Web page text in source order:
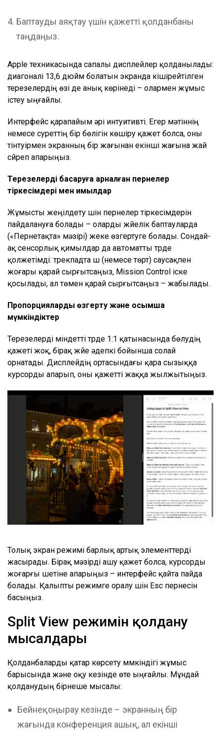
Баптауды аяқтау үшін қажетті қолданбаны
таңдаңыз.
Apple техникасында сапалы дисплейлер қолданылады:
диагоналі 13,6 дюйм болатын экранда кішірейтілген
терезелердің өзі де анық көрінеді – олармен жұмыс
істеу ыңғайлы.
Интерфейс қарапайым әрі интуитивті. Егер мәтіннің
немесе суреттің бір бөлігін көшіру қажет болса, оны
тінтуірмен экранның бір жағынан екінші жағына жай
сүйреп апарыңыз.
Терезелерді басқаруға арналған пернелер
тіркесімдері мен қимылдар
Жұмысты жеңілдету үшін пернелер тіркесімдерін
пайдалануға болады – оларды жүйелік баптауларда
(«Пернетақта» мәзірі) жеке өзгертуге болады. Сондай-
ақ сенсорлық қимылдар да автоматты түрде
қолжетімді: трекпадта үш (немесе төрт) саусақпен
жоғары қарай сырғытсаңыз, Mission Control іске
қосылады, ал төмен қарай сырғытсаңыз – жабылады.
Пропорцияларды өзгерту және қосымша
мүмкіндіктер
Терезелерді міндетті түрде 1:1 қатынасында бөлудің
қажеті жоқ, бірақ жүйе әдепкі бойынша солай
орнатады. Дисплейдің ортасындағы қара сызыққа
курсорды апарып, оны қажетті жаққа жылжытыңыз.
Толық экран режимі барлық артық элементтерді
жасырады. Бірақ мәзірді ашу қажет болса, курсорды
жоғарғы шетіне апарыңыз – интерфейс қайта пайда
болады. Қалыпты режимге оралу үшін Esc пернесін
басыңыз.
Split View режимін қолдану
мысалдары
Қолданбаларды қатар көрсету мүмкіндігі жұмыс
барысында және оқу кезінде өте ыңғайлы. Мұндай
қолданудың бірнеше мысалы:
Бейнеқоңырау кезінде – экранның бір
жағында конференция ашық, ал екінші